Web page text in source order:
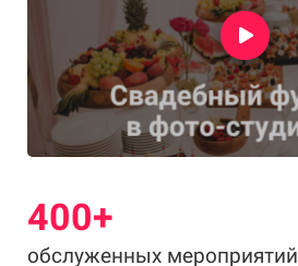
400+
обслуженных мероприятий